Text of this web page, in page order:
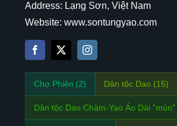
Address: Lạng Sơn, Việt Nam
Website: www.sontungyao.com
Chợ Phiên (2) Dân tộc Dao (15)
Dân tộc Dao Chàm-Yao Áo Dài ”mùn”